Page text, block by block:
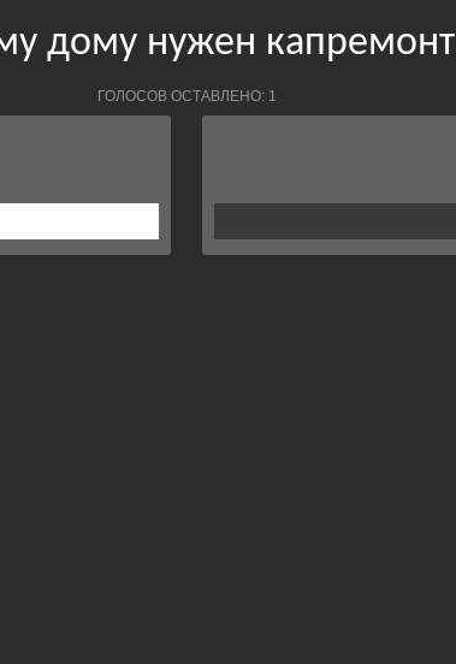
дому нужен
ГОЛОСОВ ОСТАВЛЕНО: 1